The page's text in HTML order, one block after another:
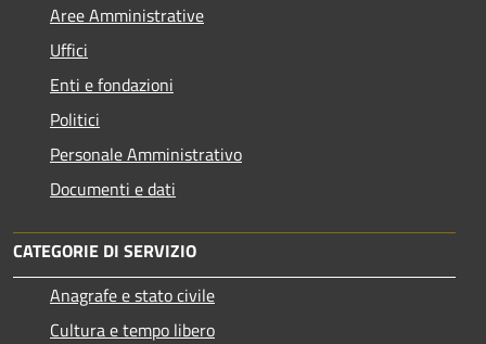
Aree Amministrative
Uffici
Enti e fondazioni
Politici
Personale Amministrativo
Documenti e dati
CATEGORIE DI SERVIZIO
Anagrafe e stato civile
Cultura e tempo libero